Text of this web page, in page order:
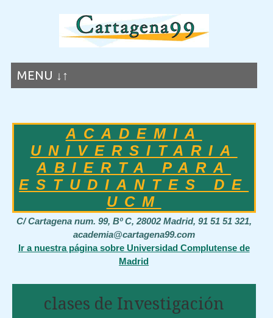
MENU ↓↑
ACADEMIA
UNIVERSITARIA
ABIERTA PARA
ESTUDIANTES DE
UCM
C/ Cartagena num. 99, Bº C, 28002 Madrid, 91 51 51 321,
academia@cartagena99.com
Ir a nuestra página sobre Universidad Complutense de
Madrid
clases de Investigación